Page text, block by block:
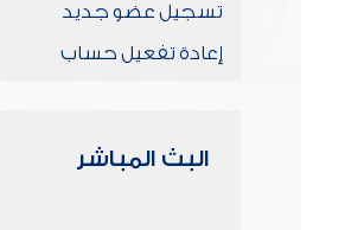
تسجيل عضو جديد
إعادة تفعيل حساب
البث المباشر